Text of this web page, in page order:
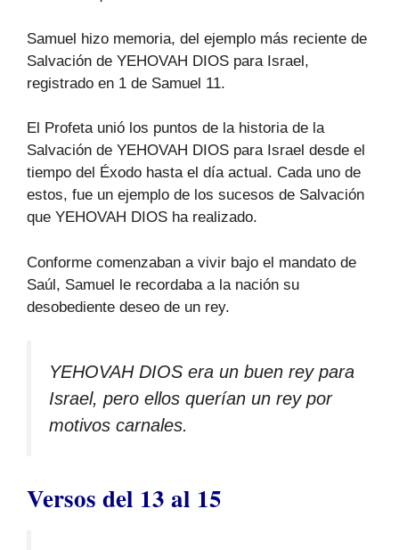
Samuel hizo memoria, del ejemplo más reciente de
Salvación de YEHOVAH DIOS para Israel,
registrado en 1 de Samuel 11.
El Profeta unió los puntos de la historia de la
Salvación de YEHOVAH DIOS para Israel desde el
tiempo del Éxodo hasta el día actual. Cada uno de
estos, fue un ejemplo de los sucesos de Salvación
que YEHOVAH DIOS ha realizado.
Conforme comenzaban a vivir bajo el mandato de
Saúl, Samuel le recordaba a la nación su
desobediente deseo de un rey.
YEHOVAH DIOS era un buen rey para
Israel, pero ellos querían un rey por
motivos carnales.
Versos del 13 al 15